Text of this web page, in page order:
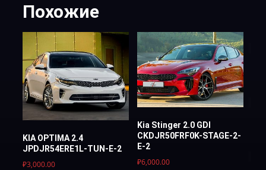
Похожие
KIA OPTIMA 2.4
JPDJR54ERE1L-TUN-E-2
₽3,000.00
Kia Stinger 2.0 GDI
CKDJR50FRF0K-STAGE-2-
E-2
₽6,000.00